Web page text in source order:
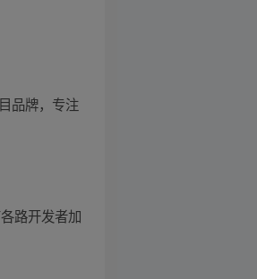
品牌，专注
路开发者加